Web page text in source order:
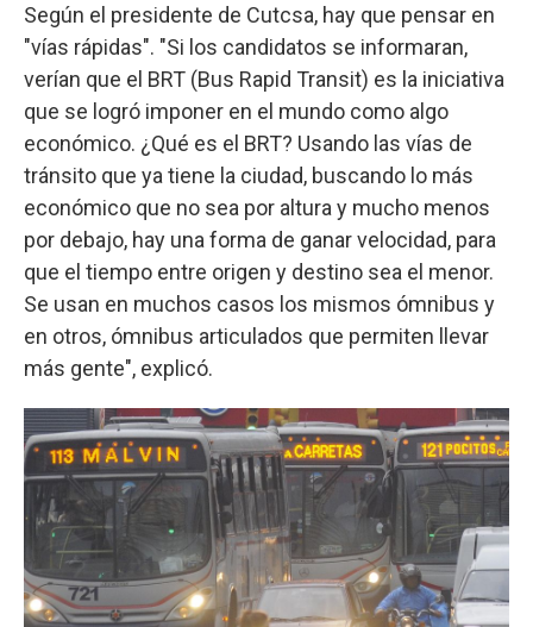
Según el presidente de Cutcsa, hay que pensar en
"vías rápidas". "Si los candidatos se informaran,
verían que el BRT (Bus Rapid Transit) es la iniciativa
que se logró imponer en el mundo como algo
económico. ¿Qué es el BRT? Usando las vías de
tránsito que ya tiene la ciudad, buscando lo más
económico que no sea por altura y mucho menos
por debajo, hay una forma de ganar velocidad, para
que el tiempo entre origen y destino sea el menor.
Se usan en muchos casos los mismos ómnibus y
en otros, ómnibus articulados que permiten llevar
más gente", explicó.